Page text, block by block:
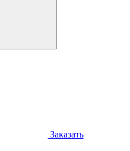
Заказать